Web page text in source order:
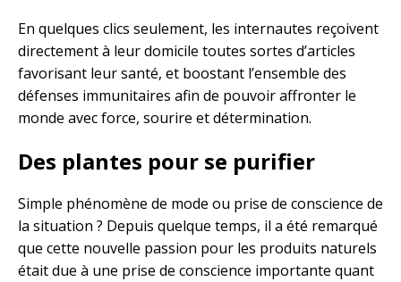
En quelques clics seulement, les internautes reçoivent
directement à leur domicile toutes sortes d’articles
favorisant leur santé, et boostant l’ensemble des
défenses immunitaires afin de pouvoir affronter le
monde avec force, sourire et détermination.
Des plantes pour se purifier
Simple phénomène de mode ou prise de conscience de
la situation ? Depuis quelque temps, il a été remarqué
que cette nouvelle passion pour les produits naturels
était due à une prise de conscience importante quant